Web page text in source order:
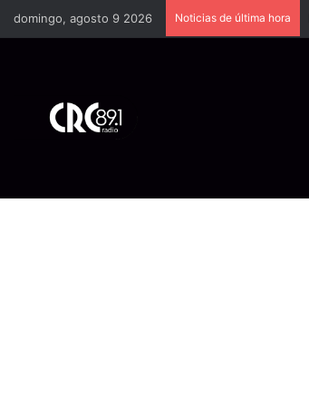
domingo, agosto 9 2026 Noticias de última hora